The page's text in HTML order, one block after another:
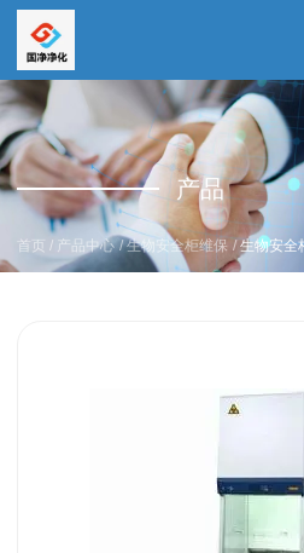
全国服务热线
19157616862
全国服务热线
15669159195产品
首页 / 产品中心 /生物安全柜维保 /生物安全